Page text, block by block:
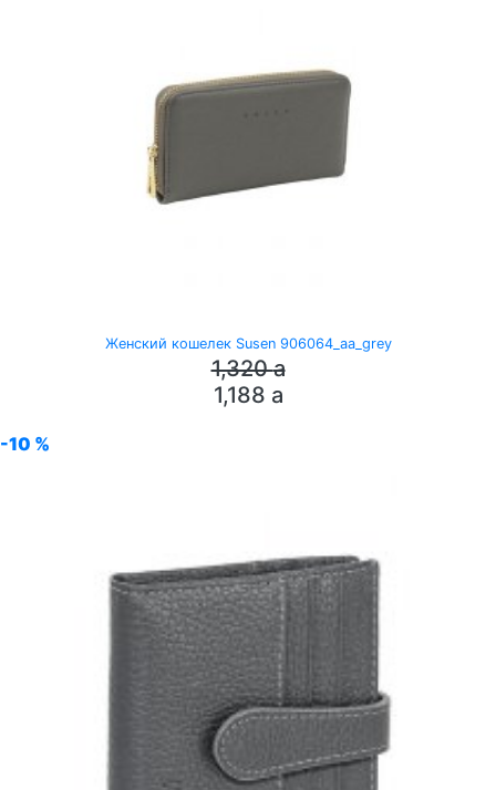
Женский кошелек Susen 906064_aa_grey
1,320a
1,188 a
-10 %